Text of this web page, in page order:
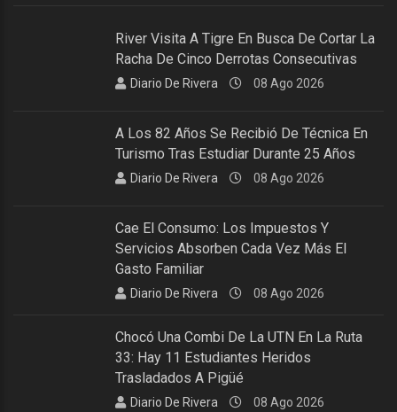
River Visita A Tigre En Busca De Cortar La
Racha De Cinco Derrotas Consecutivas
Diario De Rivera 08 Ago 2026
A Los 82 Años Se Recibió De Técnica En
Turismo Tras Estudiar Durante 25 Años
Diario De Rivera 08 Ago 2026
Cae El Consumo: Los Impuestos Y
Servicios Absorben Cada Vez Más El
Gasto Familiar
Diario De Rivera 08 Ago 2026
Chocó Una Combi De La UTN En La Ruta
33: Hay 11 Estudiantes Heridos
Trasladados A Pigüé
Diario De Rivera 08 Ago 2026